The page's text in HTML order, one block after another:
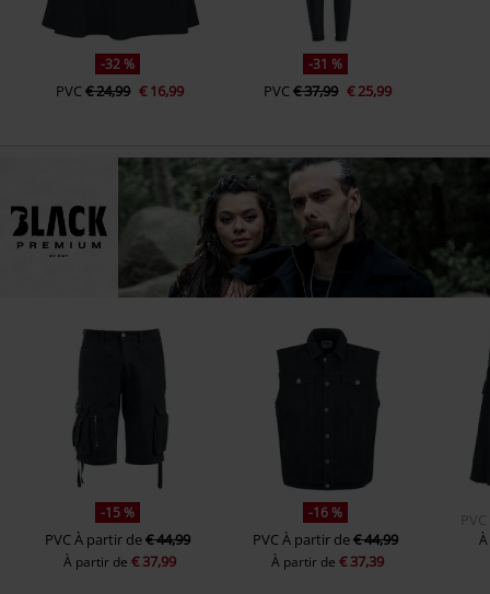
-32 %
PVC€ 24,99 € 16,99
-31 %
PVC€ 37,99 € 25,99
-15 %
PVCÀ partir de€ 44,99
À partir de€ 37,99
-16 %
PVCÀ partir de€ 44,99
À partir de€ 37,39
PVC